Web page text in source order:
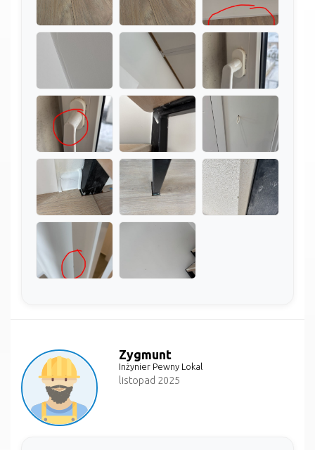
Zygmunt
Inżynier Pewny Lokal
listopad 2025